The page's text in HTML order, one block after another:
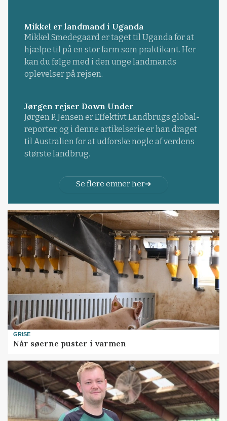
Mikkel er landmand i Uganda
Mikkel Smedegaard er taget til Uganda for at
hjælpe til på en stor farm som praktikant. Her
kan du følge med i den unge landmands
oplevelser på rejsen.
Jørgen rejser Down Under
Jørgen P. Jensen er Effektivt Landbrugs global-
reporter, og i denne artikelserie er han draget
til Australien for at udforske nogle af verdens
største landbrug.
Se flere emner her
GRISE
Når søerne puster i varmen